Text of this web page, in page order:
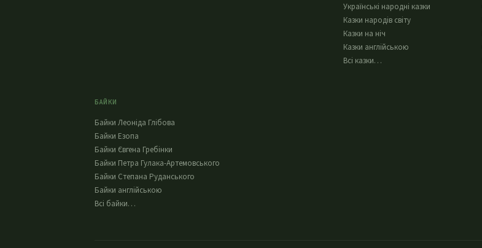
Українські народні казки
Казки народів світу
Казки на ніч
Казки англійською
Всі казки…
БАЙКИ
Байки Леоніда Глібова
Байки Езопа
Байки Євгена Гребінки
Байки Петра Гулака-Артемовського
Байки Степана Руданського
Байки англійською
Всі байки…